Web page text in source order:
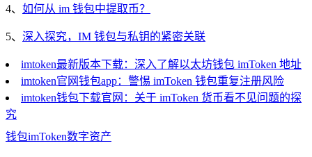
4、 如何从 im 钱包中提取币？
5、 深入探究，IM 钱包与私钥的紧密关联
imtoken最新版本下载：深入了解以太坊钱包 imToken 地址
imtoken官网钱包app：警惕 imToken 钱包重复注册风险
imtoken钱包下载官网：关于 imToken 货币看不见问题的探
究
钱包imToken数字资产